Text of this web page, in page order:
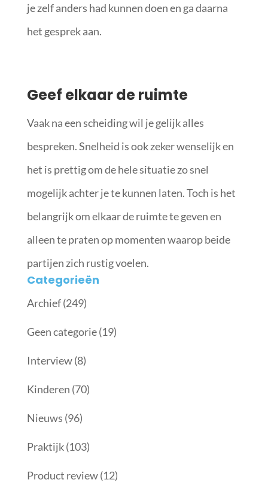
je zelf anders had kunnen doen en ga daarna
het gesprek aan.
Geef elkaar de ruimte
Vaak na een scheiding wil je gelijk alles
bespreken. Snelheid is ook zeker wenselijk en
het is prettig om de hele situatie zo snel
mogelijk achter je te kunnen laten. Toch is het
belangrijk om elkaar de ruimte te geven en
alleen te praten op momenten waarop beide
partijen zich rustig voelen.
Categorieën
Archief(249)
Geen categorie(19)
Interview(8)
Kinderen (70)
Nieuws (96)
Praktijk(103)
Product review(12)